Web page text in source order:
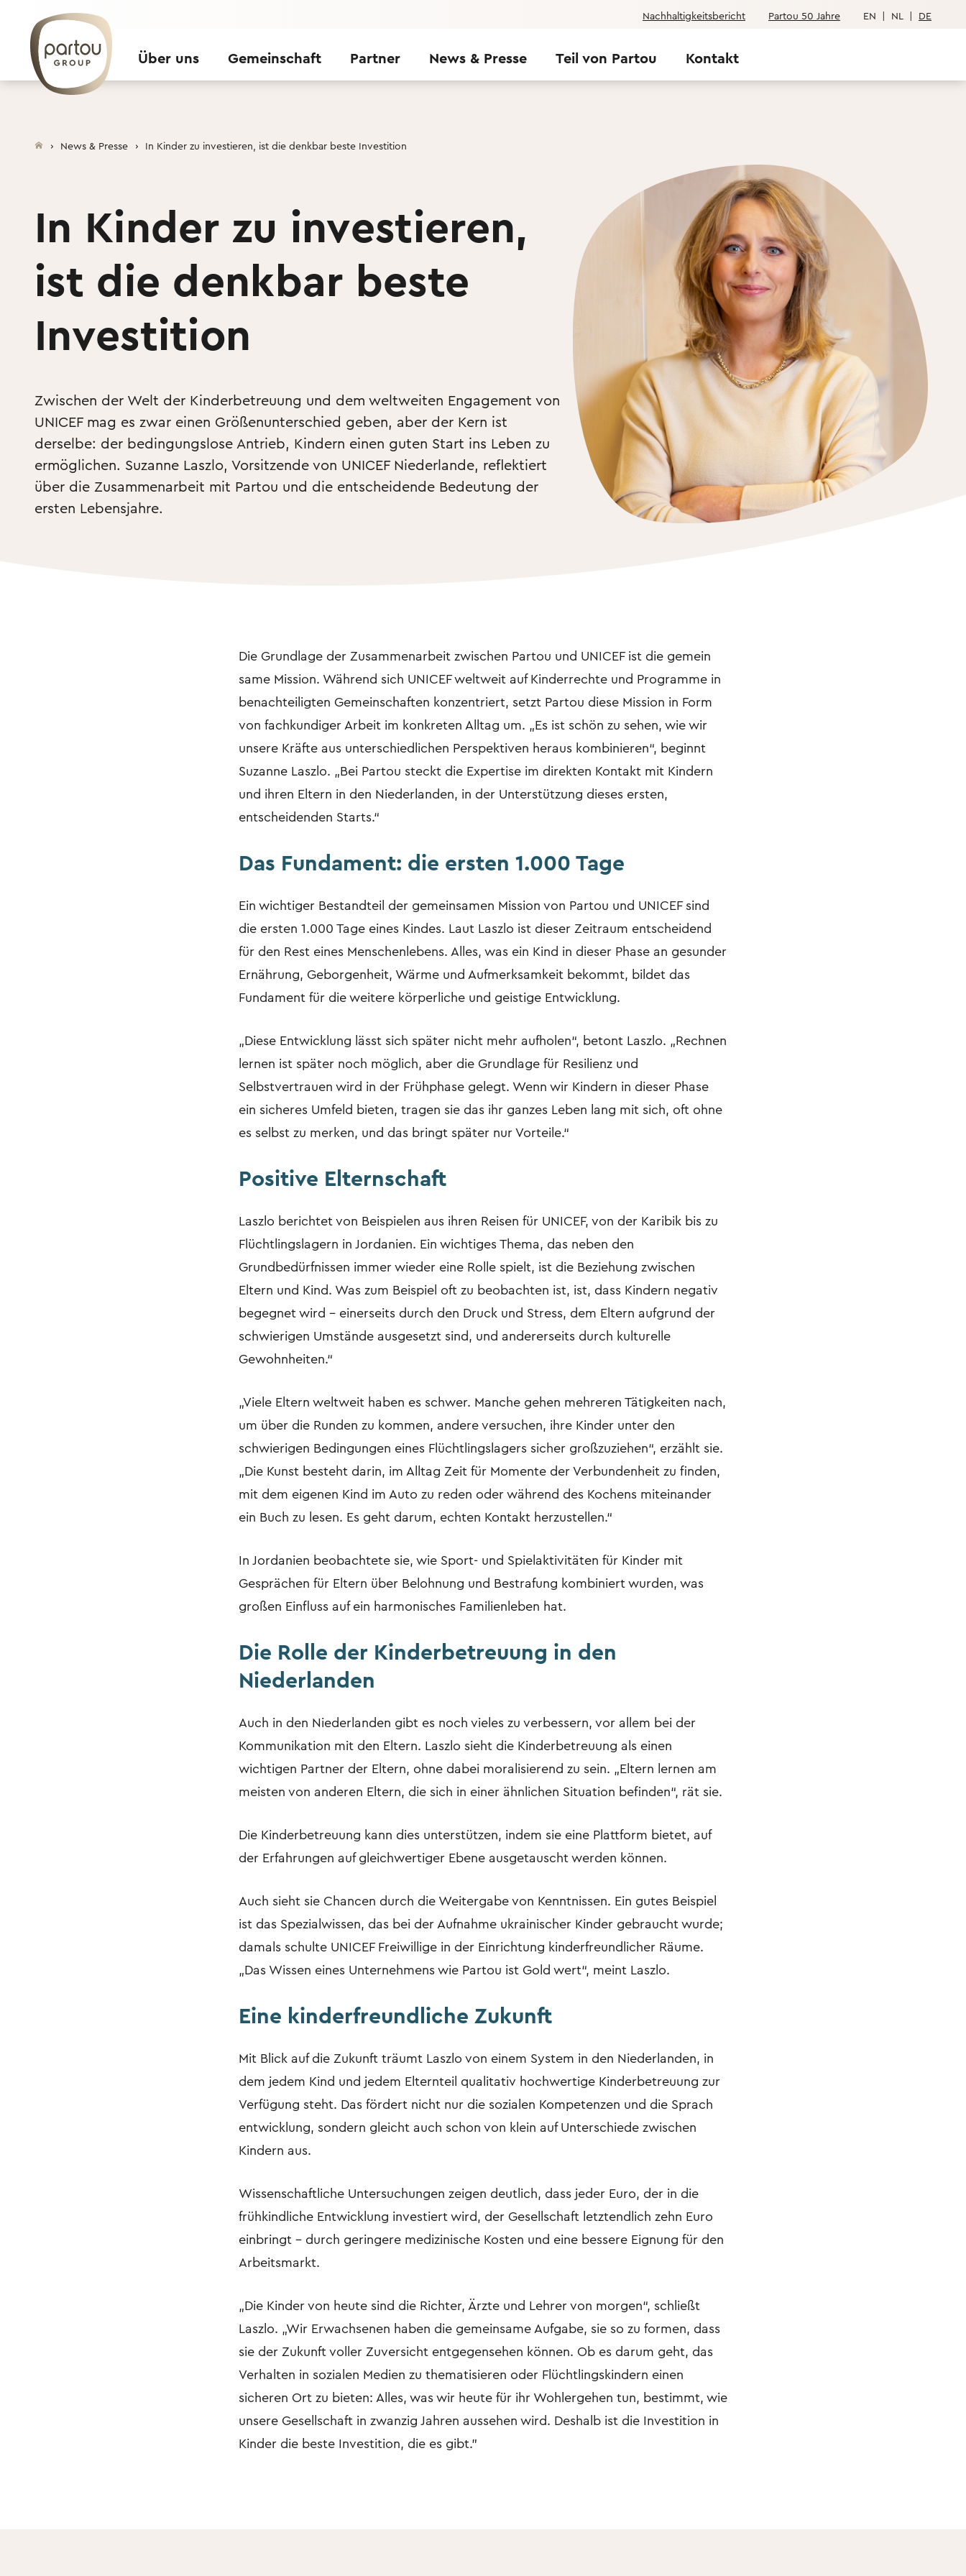
Nachhaltigkeitsbericht Partou 50 Jahre EN | NL | DE
Über uns Gemeinschaft Partner News & Presse Teil von Partou Kontakt
News & Presse In Kinder zu investieren, ist die denkbar beste Investition
In Kinder zu investieren,
ist die denkbar beste
Investition
Zwischen der Welt der Kinderbetreuung und dem weltweiten Engagement von
UNICEF mag es zwar einen Größenunterschied geben, aber der Kern ist
derselbe: der bedingungslose Antrieb, Kindern einen guten Start ins Leben zu
ermöglichen. Suzanne Laszlo, Vorsitzende von UNICEF Niederlande, reflektiert
über die Zusammenarbeit mit Partou und die entscheidende Bedeutung der
ersten Lebensjahre.
Die Grundlage der Zusammenarbeit zwischen Partou und UNICEF ist die gemein
same Mission. Während sich UNICEF weltweit auf Kinderrechte und Programme in
benachteiligten Gemeinschaften konzentriert, setzt Partou diese Mission in Form
von fachkundiger Arbeit im konkreten Alltag um. „Es ist schön zu sehen, wie wir
unsere Kräfte aus unterschiedlichen Perspektiven heraus kombinieren“, beginnt
Suzanne Laszlo. „Bei Partou steckt die Expertise im direkten Kontakt mit Kindern
und ihren Eltern in den Niederlanden, in der Unterstützung dieses ersten,
entscheidenden Starts.“
Das Fundament: die ersten 1.000 Tage
Ein wichtiger Bestandteil der gemeinsamen Mission von Partou und UNICEF sind
die ersten 1.000 Tage eines Kindes. Laut Laszlo ist dieser Zeitraum entscheidend
für den Rest eines Menschenlebens. Alles, was ein Kind in dieser Phase an gesunder
Ernährung, Geborgenheit, Wärme und Aufmerksamkeit bekommt, bildet das
Fundament für die weitere körperliche und geistige Entwicklung.
„Diese Entwicklung lässt sich später nicht mehr aufholen“, betont Laszlo. „Rechnen
lernen ist später noch möglich, aber die Grundlage für Resilienz und
Selbstvertrauen wird in der Frühphase gelegt. Wenn wir Kindern in dieser Phase
ein sicheres Umfeld bieten, tragen sie das ihr ganzes Leben lang mit sich, oft ohne
es selbst zu merken, und das bringt später nur Vorteile.“
Positive Elternschaft
Laszlo berichtet von Beispielen aus ihren Reisen für UNICEF, von der Karibik bis zu
Flüchtlingslagern in Jordanien. Ein wichtiges Thema, das neben den
Grundbedürfnissen immer wieder eine Rolle spielt, ist die Beziehung zwischen
Eltern und Kind. Was zum Beispiel oft zu beobachten ist, ist, dass Kindern negativ
begegnet wird – einerseits durch den Druck und Stress, dem Eltern aufgrund der
schwierigen Umstände ausgesetzt sind, und andererseits durch kulturelle
Gewohnheiten.“
„Viele Eltern weltweit haben es schwer. Manche gehen mehreren Tätigkeiten nach,
um über die Runden zu kommen, andere versuchen, ihre Kinder unter den
schwierigen Bedingungen eines Flüchtlingslagers sicher großzuziehen“, erzählt sie.
„Die Kunst besteht darin, im Alltag Zeit für Momente der Verbundenheit zu finden,
mit dem eigenen Kind im Auto zu reden oder während des Kochens miteinander
ein Buch zu lesen. Es geht darum, echten Kontakt herzustellen.“
In Jordanien beobachtete sie, wie Sport- und Spielaktivitäten für Kinder mit
Gesprächen für Eltern über Belohnung und Bestrafung kombiniert wurden, was
großen Einfluss auf ein harmonisches Familienleben hat.
Die Rolle der Kinderbetreuung in den
Niederlanden
Auch in den Niederlanden gibt es noch vieles zu verbessern, vor allem bei der
Kommunikation mit den Eltern. Laszlo sieht die Kinderbetreuung als einen
wichtigen Partner der Eltern, ohne dabei moralisierend zu sein. „Eltern lernen am
meisten von anderen Eltern, die sich in einer ähnlichen Situation befinden“, rät sie.
Die Kinderbetreuung kann dies unterstützen, indem sie eine Plattform bietet, auf
der Erfahrungen auf gleichwertiger Ebene ausgetauscht werden können.
Auch sieht sie Chancen durch die Weitergabe von Kenntnissen. Ein gutes Beispiel
ist das Spezialwissen, das bei der Aufnahme ukrainischer Kinder gebraucht wurde;
damals schulte UNICEF Freiwillige in der Einrichtung kinderfreundlicher Räume.
„Das Wissen eines Unternehmens wie Partou ist Gold wert“, meint Laszlo.
Eine kinderfreundliche Zukunft
Mit Blick auf die Zukunft träumt Laszlo von einem System in den Niederlanden, in
dem jedem Kind und jedem Elternteil qualitativ hochwertige Kinderbetreuung zur
Verfügung steht. Das fördert nicht nur die sozialen Kompetenzen und die Sprach
entwicklung, sondern gleicht auch schon von klein auf Unterschiede zwischen
Kindern aus.
Wissenschaftliche Untersuchungen zeigen deutlich, dass jeder Euro, der in die
frühkindliche Entwicklung investiert wird, der Gesellschaft letztendlich zehn Euro
einbringt – durch geringere medizinische Kosten und eine bessere Eignung für den
Arbeitsmarkt.
„Die Kinder von heute sind die Richter, Ärzte und Lehrer von morgen“, schließt
Laszlo. „Wir Erwachsenen haben die gemeinsame Aufgabe, sie so zu formen, dass
sie der Zukunft voller Zuversicht entgegensehen können. Ob es darum geht, das
Verhalten in sozialen Medien zu thematisieren oder Flüchtlingskindern einen
sicheren Ort zu bieten: Alles, was wir heute für ihr Wohlergehen tun, bestimmt, wie
unsere Gesellschaft in zwanzig Jahren aussehen wird. Deshalb ist die Investition in
Kinder die beste Investition, die es gibt."